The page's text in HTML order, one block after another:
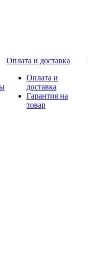
Оплата и доставка
Оплата и
доставка
Гарантия на
товар